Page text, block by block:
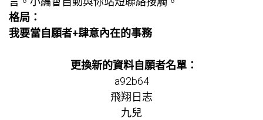
格局：
我要當自願者+肆意內在的事務
更換新的資料自願者名單：
a92b64
飛翔日志
九兒